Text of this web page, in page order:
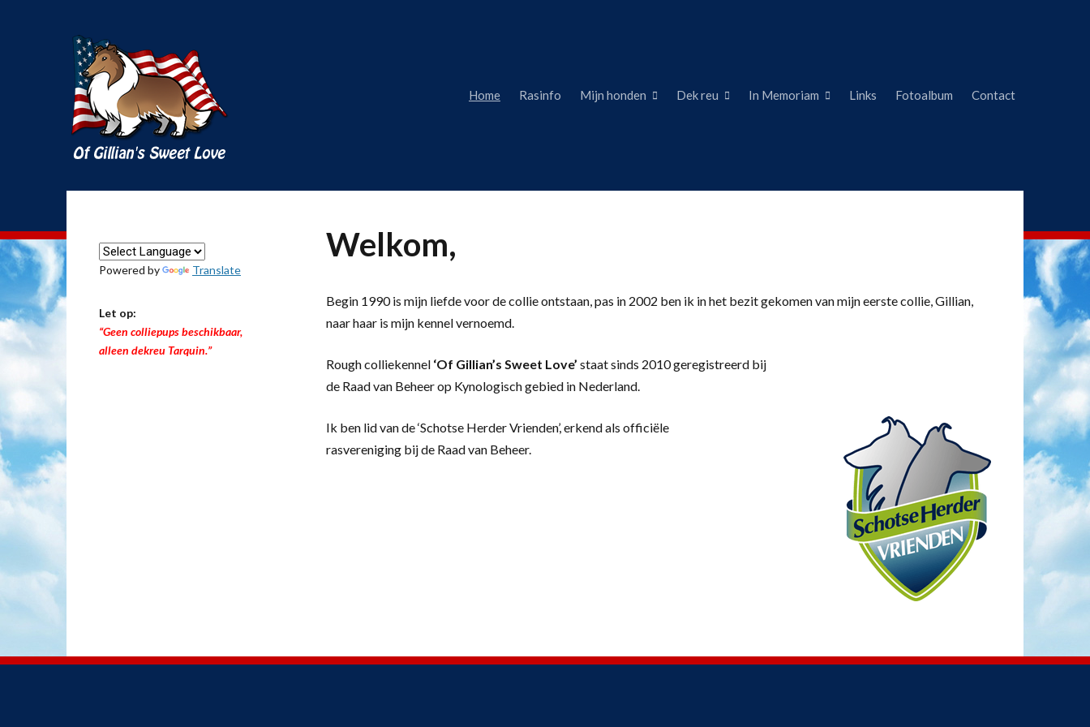
Home Rasinfo Mijn honden Dek reu In Memoriam Links Fotoalbum Contact
Welkom,
Begin 1990 is mijn liefde voor de collie ontstaan, pas in 2002 ben ik in het bezit gekomen van mijn eerste collie, Gillian,
naar haar is mijn kennel vernoemd.
Rough colliekennel ‘Of Gillian’s Sweet Love’ staat sinds 2010 geregistreerd bij
de Raad van Beheer op Kynologisch gebied in Nederland.
Ik ben lid van de ‘Schotse Herder Vrienden’, erkend als officiële
rasvereniging bij de Raad van Beheer.
Powered by Translate
Let op:
“Geen colliepups beschikbaar,
alleen dekreu Tarquin.”